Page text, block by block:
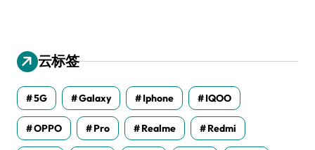
云标签
5G Galaxy Iphone IQOO
OPPO Pro Realme Redmi